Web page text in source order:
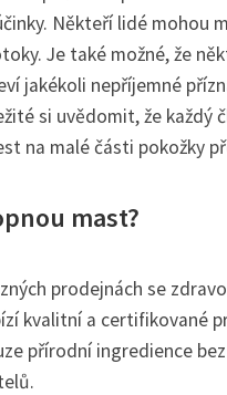
Někteří lidé mohou
Je také možné, že
jakékoli nepříjemné
si uvědomit, že každý
na malé části pokožky
mast?
prodejnách se
kvalitní a certifikované
přírodní ingredience